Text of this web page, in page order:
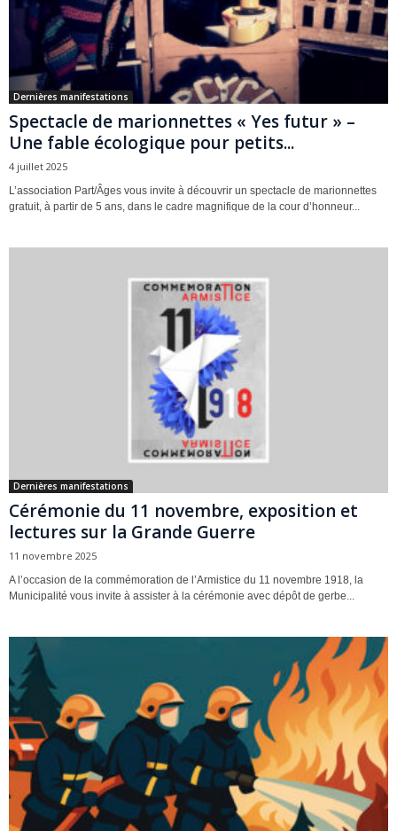
Dernières manifestations
Spectacle de marionnettes « Yes futur » –
Une fable écologique pour petits...
4 juillet 2025
L’association Part/Âges vous invite à découvrir un spectacle de marionnettes
gratuit, à partir de 5 ans, dans le cadre magnifique de la cour d’honneur...
Dernières manifestations
Cérémonie du 11 novembre, exposition et
lectures sur la Grande Guerre
11 novembre 2025
A l’occasion de la commémoration de l’Armistice du 11 novembre 1918, la
Municipalité vous invite à assister à la cérémonie avec dépôt de gerbe...